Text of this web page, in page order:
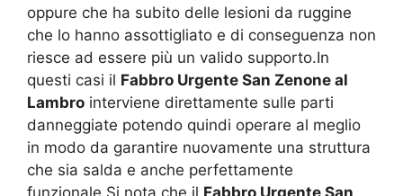
oppure che ha subito delle lesioni da ruggine
che lo hanno assottigliato e di conseguenza non
riesce ad essere più un valido supporto.In
questi casi il Fabbro Urgente San Zenone al
Lambro interviene direttamente sulle parti
danneggiate potendo quindi operare al meglio
in modo da garantire nuovamente una struttura
che sia salda e anche perfettamente